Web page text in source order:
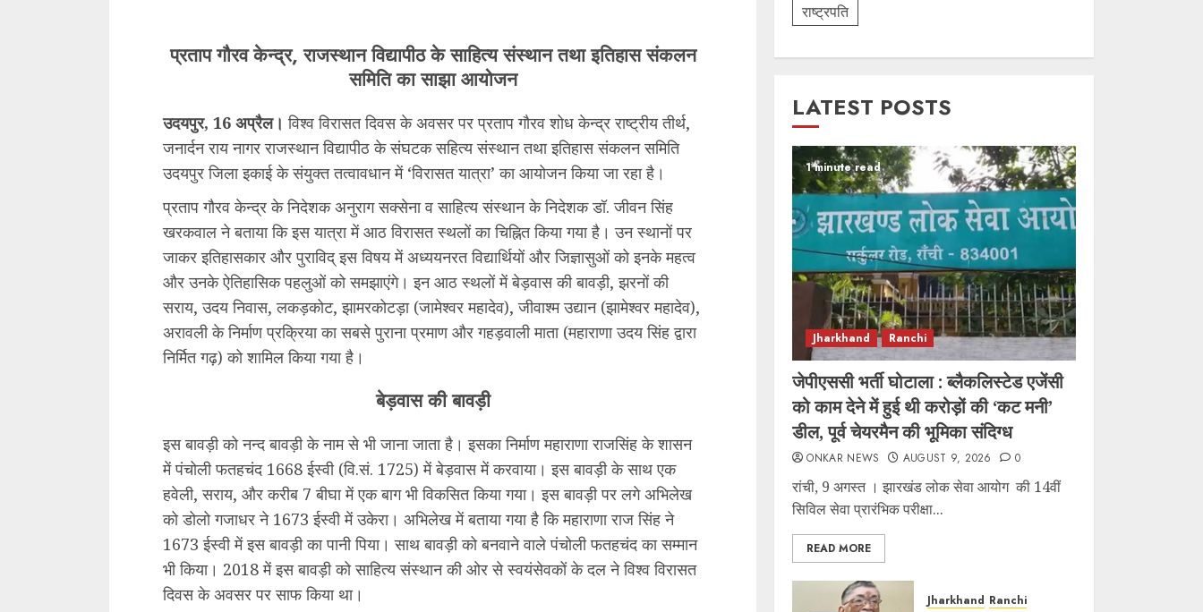
प्रताप गौरव केन्द्र, राजस्थान विद्यापीठ के साहित्य संस्थान तथा इतिहास संकलन
समिति का साझा आयोजन
उदयपुर, 16 अप्रैल। विश्व विरासत दिवस के अवसर पर प्रताप गौरव शोध केन्द्र राष्ट्रीय तीर्थ,
जनार्दन राय नागर राजस्थान विद्यापीठ के संघटक सहित्य संस्थान तथा इतिहास संकलन समिति
उदयपुर जिला इकाई के संयुक्त तत्वावधान में ‘विरासत यात्रा’ का आयोजन किया जा रहा है।
प्रताप गौरव केन्द्र के निदेशक अनुराग सक्सेना व साहित्य संस्थान के निदेशक डॉ. जीवन सिंह
खरकवाल ने बताया कि इस यात्रा में आठ विरासत स्थलों का चिह्नित किया गया है। उन स्थानों पर
जाकर इतिहासकार और पुराविद् इस विषय में अध्ययनरत विद्यार्थियों और जिज्ञासुओं को इनके महत्व
और उनके ऐतिहासिक पहलुओं को समझाएंगे। इन आठ स्थलों में बेड़वास की बावड़ी, झरनों की
सराय, उदय निवास, लकड़कोट, झामरकोटड़ा (जामेश्वर महादेव), जीवाश्म उद्यान (झामेश्वर महादेव),
अरावली के निर्माण प्रक्रिया का सबसे पुराना प्रमाण और गहड़वाली माता (महाराणा उदय सिंह द्वारा
निर्मित गढ़) को शामिल किया गया है।
बेड़वास की बावड़ी
इस बावड़ी को नन्द बावड़ी के नाम से भी जाना जाता है। इसका निर्माण महाराणा राजसिंह के शासन
में पंचोली फतहचंद 1668 ईस्वी (वि.सं. 1725) में बेड़वास में करवाया। इस बावड़ी के साथ एक
हवेली, सराय, और करीब 7 बीघा में एक बाग भी विकसित किया गया। इस बावड़ी पर लगे अभिलेख
को डोलो गजाधर ने 1673 ईस्वी में उकेरा। अभिलेख में बताया गया है कि महाराणा राज सिंह ने
1673 ईस्वी में इस बावड़ी का पानी पिया। साथ बावड़ी को बनवाने वाले पंचोली फतहचंद का सम्मान
भी किया। 2018 में इस बावड़ी को साहित्य संस्थान की ओर से स्वयंसेवकों के दल ने विश्व विरासत
दिवस के अवसर पर साफ किया था।
राष्ट्रपति
LATEST POSTS
1 minute read
Jharkhand Ranchi
जेपीएससी भर्ती घोटाला : ब्लैकलिस्टेड एजेंसी
को काम देने में हुई थी करोड़ों की ‘कट मनी’
डील, पूर्व चेयरमैन की भूमिका संदिग्ध
ONKAR NEWS AUGUST 9, 2026 0
रांची, 9 अगस्त । झारखंड लोक सेवा आयोग की 14वीं
सिविल सेवा प्रारंभिक परीक्षा...
READ MORE
Jharkhand Ranchi